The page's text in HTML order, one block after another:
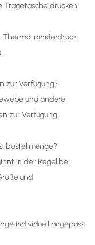
Tragetasche drucken
Thermotransferdruck
zur Verfügung?
und andere
zur Verfügung.
in der Regel bei
und
individuell angepasst